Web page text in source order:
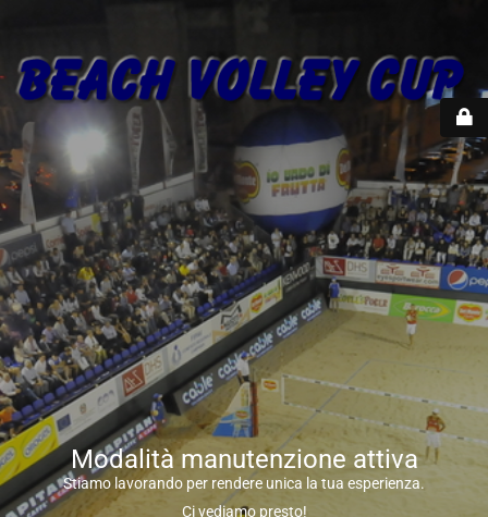
Modalità manutenzione attiva
Stiamo lavorando per rendere unica la tua esperienza.
Ci vediamo presto!